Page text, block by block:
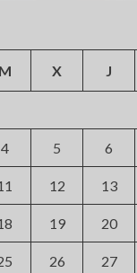
M X J
4 5 6
12 13
19 20
26 27